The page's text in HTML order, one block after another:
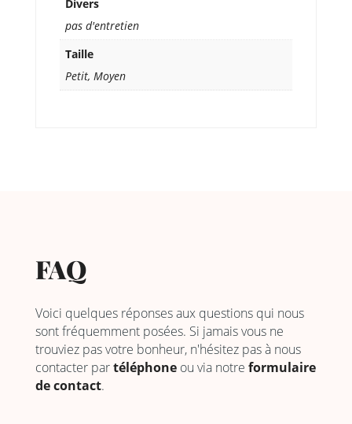
Divers
pas d'entretien
Taille
Petit, Moyen
FAQ
Voici quelques réponses aux questions qui nous
sont fréquemment posées. Si jamais vous ne
trouviez pas votre bonheur, n'hésitez pas à nous
contacter partéléphoneou via notre formulaire
de contact.